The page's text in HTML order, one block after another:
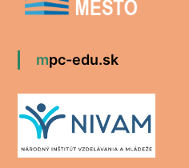
mpc-edu.sk